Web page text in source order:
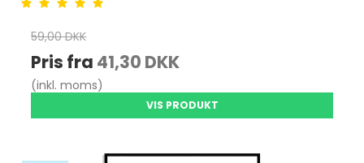
59,00 DKK
Pris fra 41,30 DKK
(inkl. moms)
VIS PRODUKT